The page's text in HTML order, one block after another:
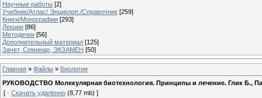
Научные работы [2]
Учебник/Атлас/ Энциклоп./Справочник [259]
Книги/Монографии [293]
Лекции [86]
Методички [56]
Дополнительный материал [125]
Зачет, Семинар, ЭКЗАМЕН [50]
Главная » Файлы » Биология
РУКОВОДСТВО Молекулярная биотехнология. Принципы и лечение. Глик Б.,
[ · Скачать удаленно (8,77 mb) ]